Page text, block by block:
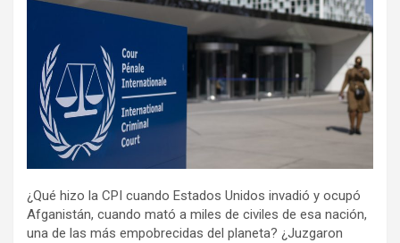
¿Qué hizo la CPI cuando Estados Unidos invadió y ocupó
Afganistán, cuando mató a miles de civiles de esa nación,
una de las más empobrecidas del planeta? ¿Juzgaron